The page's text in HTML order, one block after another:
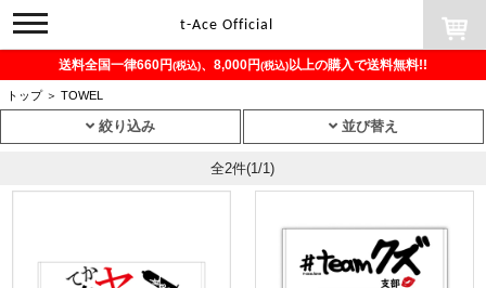
toggle
navigation
t-Ace Official
送料全国一律660円(税込)、8,000円(税込)以上の購入で送料無料!!
トップ ＞ TOWEL
絞り込み 並び替え
全2件(1/1)